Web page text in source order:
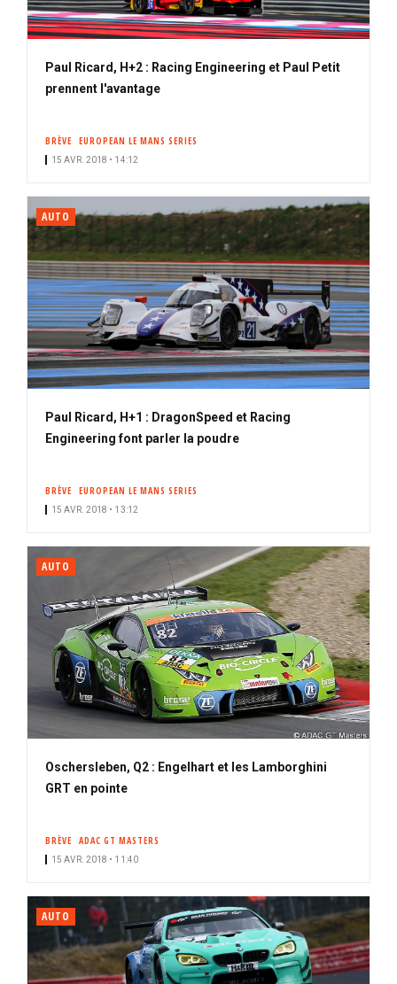
Paul Ricard, H+2 : Racing Engineering et Paul Petit
prennent l'avantage
BRÈVE EUROPEAN LE MANS SERIES
15 AVR. 2018 • 14:12
AUTO
Paul Ricard, H+1 : DragonSpeed et Racing
Engineering font parler la poudre
BRÈVE EUROPEAN LE MANS SERIES
15 AVR. 2018 • 13:12
AUTO
Oschersleben, Q2 : Engelhart et les Lamborghini
GRT en pointe
BRÈVE ADAC GT MASTERS
15 AVR. 2018 • 11:40
AUTO